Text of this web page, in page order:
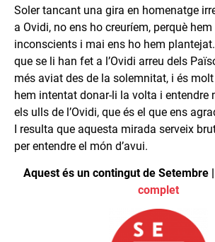
Soler tancant una gira en homenatge
a Ovidi, no ens ho creuríem, perquè
inconscients i mai ens ho hem
que se li han fet a l’Ovidi arreu dels
més aviat des de la solemnitat, i és molt
hem intentat donar-li la volta i entendre
els ulls de l’Ovidi, que és el que ens
I resulta que aquesta mirada serveix
per entendre el món d’avui.
Aquest és un contingut de Setembre
complet